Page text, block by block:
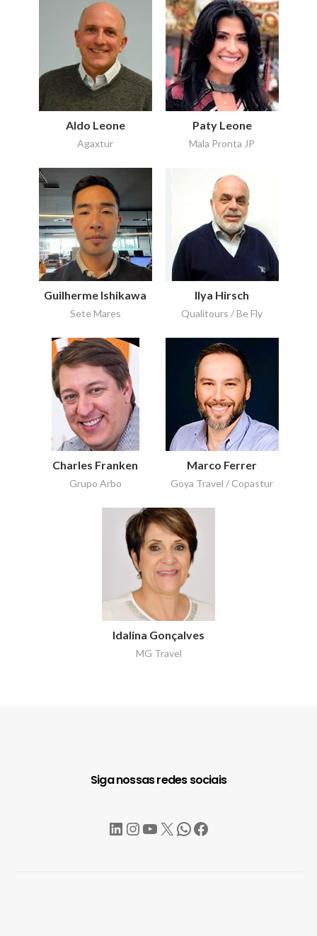
Aldo Leone
Agaxtur
Paty Leone
Mala Pronta JP
Guilherme Ishikawa
Sete Mares
Ilya Hirsch
Qualitours / Be Fly
Charles Franken
Grupo Arbo
Marco Ferrer
Goya Travel / Copastur
Idalina Gonçalves
MG Travel
Siga nossas redes sociais
LinkedIn
Instagram
YouTube
X WhatsApp
Facebook